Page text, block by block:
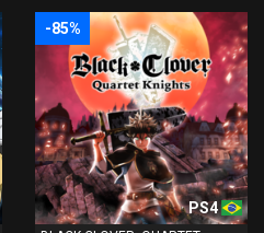
-85%
PS4